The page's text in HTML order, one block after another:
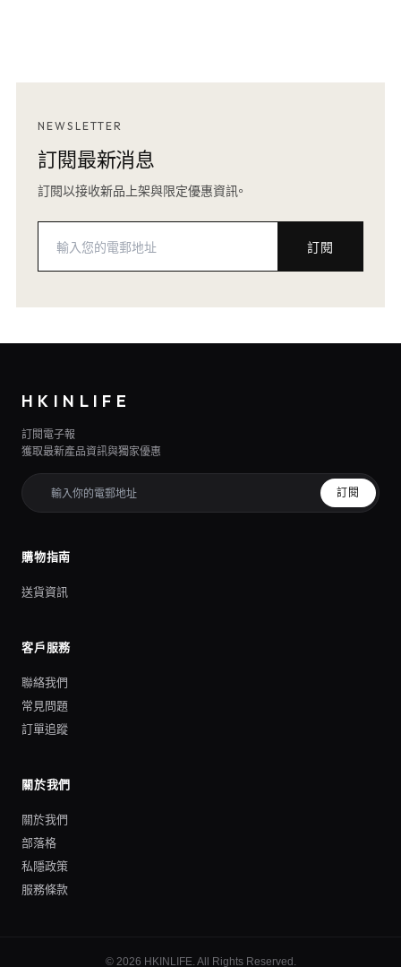
NEWSLETTER
訂閱最新消息
訂閱以接收新品上架與限定優惠資訊。
訂閱
HKINLIFE
訂閱電子報
獲取最新產品資訊與獨家優惠
訂閱
購物指南
送貨資訊
客戶服務
聯絡我們
常見問題
訂單追蹤
關於我們
關於我們
部落格
私隱政策
服務條款
© 2026 HKINLIFE. All Rights Reserved.